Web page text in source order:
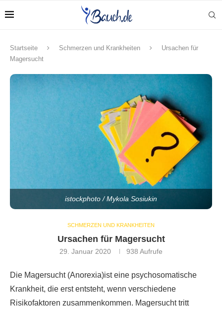
Startseite Schmerzen und Krankheiten
Ursachen für
Magersucht
istockphoto / Mykola Sosiukin
SCHMERZEN UND KRANKHEITEN
Ursachen für Magersucht
29. Januar 2020 938 Aufrufe
Die Magersucht (Anorexia)ist eine psychosomatische
Krankheit, die erst entsteht, wenn verschiedene
Risikofaktoren zusammenkommen. Magersucht tritt